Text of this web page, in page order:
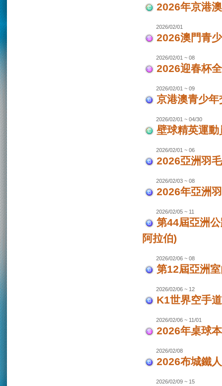
2026年京港
2026/02/01
2026澳門青
2026/02/01 ~ 08
2026迎春杯
2026/02/01 ~ 09
京港澳青少
2026/02/01 ~ 04/30
壁球精英運
2026/02/01 ~ 06
2026亞洲羽
2026/02/03 ~ 08
2026年亞洲
2026/02/05 ~ 11
第44屆亞洲
阿拉伯)
2026/02/06 ~ 08
第12屆亞洲
2026/02/06 ~ 12
K1世界空手
2026/02/06 ~ 11/01
2026年桌球
2026/02/08
2026布城鐵
2026/02/09 ~ 15